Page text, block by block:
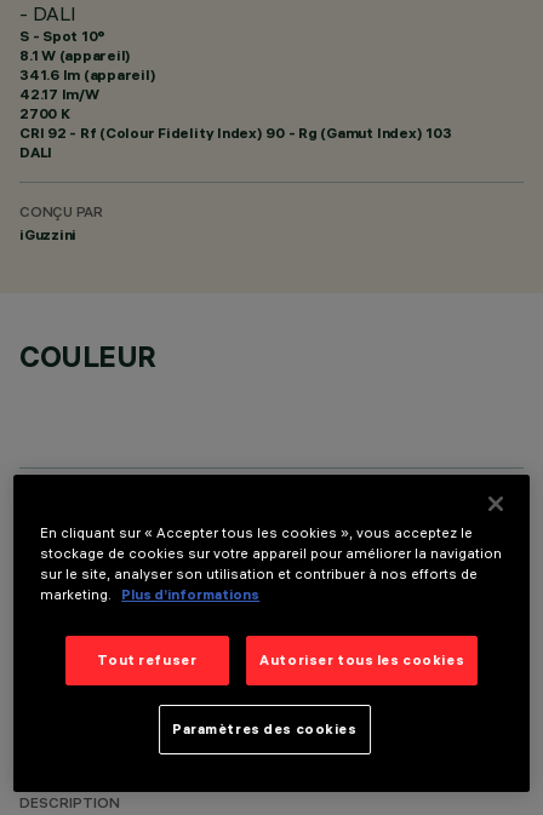
- DALI
S - Spot 10°
8.1 W (appareil)
341.6 lm (appareil)
42.17 lm/W
2700 K
CRI 92 - Rf (Colour Fidelity Index) 90 - Rg (Gamut Index) 103
DALI
CONÇU PAR
iGuzzini
COULEUR
COMPOSANTS OPTIONNELS
DONNÉES TECHNIQUES
DESCRIPTION
En cliquant sur « Accepter tous les cookies », vous acceptez le
stockage de cookies sur votre appareil pour améliorer la navigation
sur le site, analyser son utilisation et contribuer à nos efforts de
marketing.
Plus d’informations
Tout refuser Autoriser tous les cookies
Paramètres des cookies